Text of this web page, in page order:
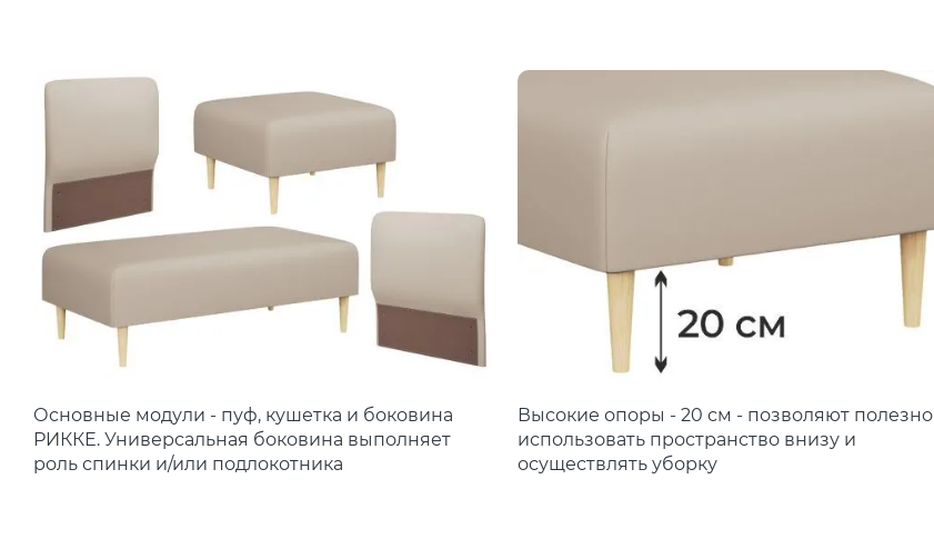
Основные модули - пуф, кушетка и боковина
РИККЕ. Универсальная боковина выполняет
роль спинки и/или подлокотника
Высокие опоры - 20 см - позволяют полезно
использовать пространство внизу и
осуществлять уборку